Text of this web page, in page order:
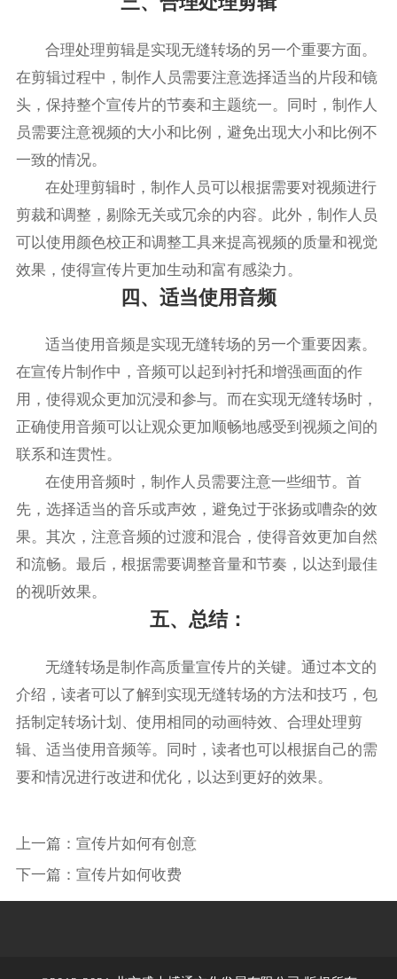
合理处理剪辑是实现无缝转场的另一个重要方面。
在剪辑过程中，制作人员需要注意选择适当的片段和镜
头，保持整个宣传片的节奏和主题统一。同时，制作人
员需要注意视频的大小和比例，避免出现大小和比例不
一致的情况。
在处理剪辑时，制作人员可以根据需要对视频进行
剪裁和调整，剔除无关或冗余的内容。此外，制作人员
可以使用颜色校正和调整工具来提高视频的质量和视觉
效果，使得宣传片更加生动和富有感染力。
四、适当使用音频
适当使用音频是实现无缝转场的另一个重要因素。
在宣传片制作中，音频可以起到衬托和增强画面的作
用，使得观众更加沉浸和参与。而在实现无缝转场时，
正确使用音频可以让观众更加顺畅地感受到视频之间的
联系和连贯性。
在使用音频时，制作人员需要注意一些细节。首
先，选择适当的音乐或声效，避免过于张扬或嘈杂的效
果。其次，注意音频的过渡和混合，使得音效更加自然
和流畅。最后，根据需要调整音量和节奏，以达到最佳
的视听效果。
五、总结：
无缝转场是制作高质量宣传片的关键。通过本文的
介绍，读者可以了解到实现无缝转场的方法和技巧，包
括制定转场计划、使用相同的动画特效、合理处理剪
辑、适当使用音频等。同时，读者也可以根据自己的需
要和情况进行改进和优化，以达到更好的效果。
上一篇： 宣传片如何有创意
下一篇： 宣传片如何收费